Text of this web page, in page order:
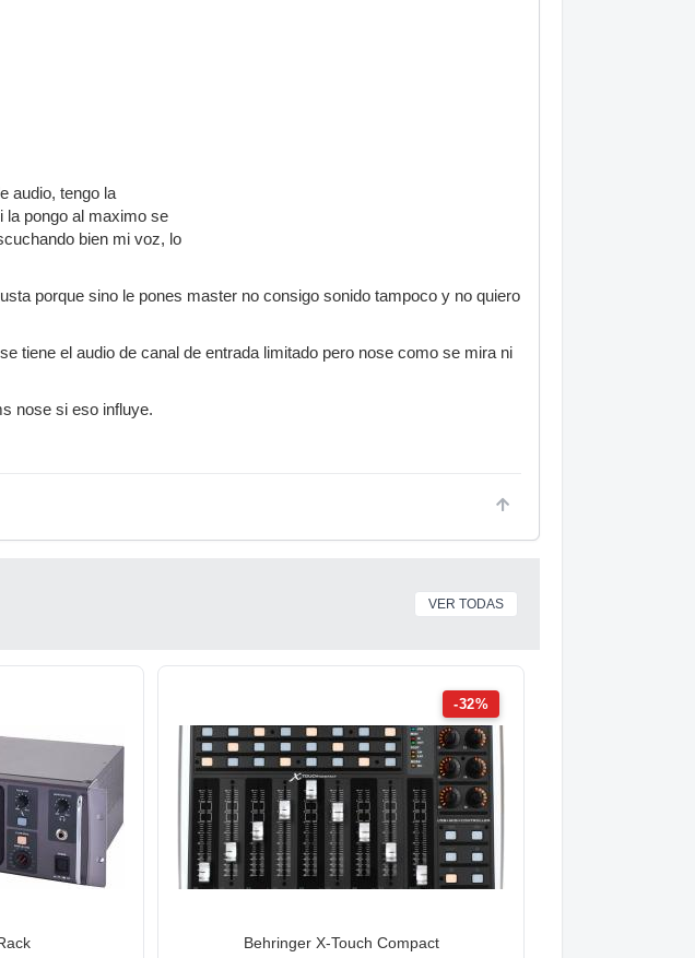
audio, tengo la
la pongo al maximo se
bien mi voz, lo
porque sino le pones master no consigo sonido tampoco y no quiero
tiene el audio de canal de entrada limitado pero nose como se mira ni
nose si eso influye.
VER TODAS
-32%
Behringer X-Touch Compact